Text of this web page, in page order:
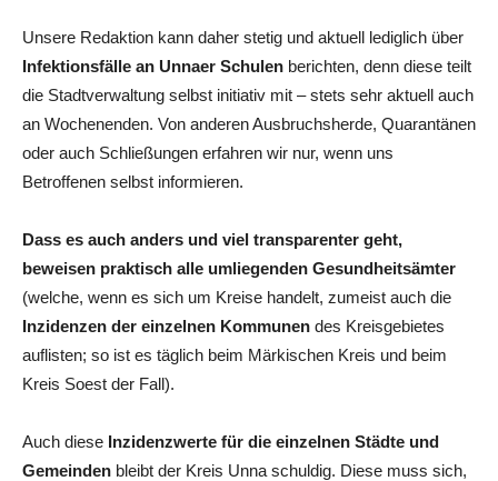
Unsere Redaktion kann daher stetig und aktuell lediglich über
Infektionsfälle an Unnaer Schulen berichten, denn diese teilt
die Stadtverwaltung selbst initiativ mit – stets sehr aktuell auch
an Wochenenden. Von anderen Ausbruchsherde, Quarantänen
oder auch Schließungen erfahren wir nur, wenn uns
Betroffenen selbst informieren.
Dass es auch anders und viel transparenter geht,
beweisen praktisch alle umliegenden Gesundheitsämter
(welche, wenn es sich um Kreise handelt, zumeist auch die
Inzidenzen der einzelnen Kommunen des Kreisgebietes
auflisten; so ist es täglich beim Märkischen Kreis und beim
Kreis Soest der Fall).
Auch diese Inzidenzwerte für die einzelnen Städte und
Gemeinden bleibt der Kreis Unna schuldig. Diese muss sich,